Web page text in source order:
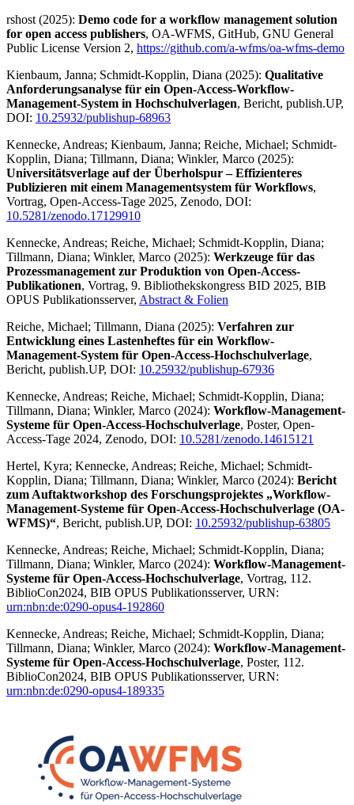
rshost (2025): Demo code for a workflow management solution
for open access publishers, OA-WFMS, GitHub, GNU General
Public License Version 2, https://github.com/a-wfms/oa-wfms-demo
Kienbaum, Janna; Schmidt-Kopplin, Diana (2025): Qualitative
Anforderungsanalyse für ein Open-Access-Workflow-
Management-System in Hochschulverlagen, Bericht, publish.UP,
DOI: 10.25932/publishup-68963
Kennecke, Andreas; Kienbaum, Janna; Reiche, Michael; Schmidt-
Kopplin, Diana; Tillmann, Diana; Winkler, Marco (2025):
Universitätsverlage auf der Überholspur – Effizienteres
Publizieren mit einem Managementsystem für Workflows,
Vortrag, Open-Access-Tage 2025, Zenodo, DOI:
10.5281/zenodo.17129910
Kennecke, Andreas; Reiche, Michael; Schmidt-Kopplin, Diana;
Tillmann, Diana; Winkler, Marco (2025): Werkzeuge für das
Prozessmanagement zur Produktion von Open-Access-
Publikationen, Vortrag, 9. Bibliothekskongress BID 2025, BIB
OPUS Publikationsserver, Abstract & Folien
Reiche, Michael; Tillmann, Diana (2025): Verfahren zur
Entwicklung eines Lastenheftes für ein Workflow-
Management-System für Open-Access-Hochschulverlage,
Bericht, publish.UP, DOI: 10.25932/publishup-67936
Kennecke, Andreas; Reiche, Michael; Schmidt-Kopplin, Diana;
Tillmann, Diana; Winkler, Marco (2024): Workflow-Management-
Systeme für Open-Access-Hochschulverlage, Poster, Open-
Access-Tage 2024, Zenodo, DOI: 10.5281/zenodo.14615121
Hertel, Kyra; Kennecke, Andreas; Reiche, Michael; Schmidt-
Kopplin, Diana; Tillmann, Diana; Winkler, Marco (2024): Bericht
zum Auftaktworkshop des Forschungsprojektes „Workflow-
Management-Systeme für Open-Access-Hochschulverlage (OA-
WFMS)“, Bericht, publish.UP, DOI: 10.25932/publishup-63805
Kennecke, Andreas; Reiche, Michael; Schmidt-Kopplin, Diana;
Tillmann, Diana; Winkler, Marco (2024): Workflow-Management-
Systeme für Open-Access-Hochschulverlage, Vortrag, 112.
BiblioCon2024, BIB OPUS Publikationsserver, URN:
urn:nbn:de:0290-opus4-192860
Kennecke, Andreas; Reiche, Michael; Schmidt-Kopplin, Diana;
Tillmann, Diana; Winkler, Marco (2024): Workflow-Management-
Systeme für Open-Access-Hochschulverlage, Poster, 112.
BiblioCon2024, BIB OPUS Publikationsserver, URN:
urn:nbn:de:0290-opus4-189335